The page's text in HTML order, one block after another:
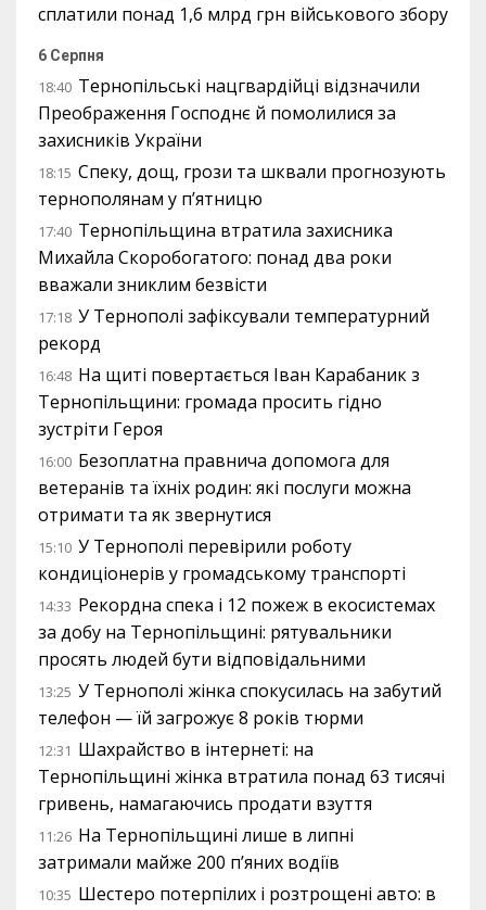
сплатили понад 1,6 млрд грн військового збору
6 Серпня
18:40 Тернопільські нацгвардійці відзначили
Преображення Господнє й помолилися за
захисників України
18:15 Спеку, дощ, грози та шквали прогнозують
тернополянам у п’ятницю
17:40 Тернопільщина втратила захисника
Михайла Скоробогатого: понад два роки
вважали зниклим безвісти
17:18 У Тернополі зафіксували температурний
рекорд
16:48 На щиті повертається Іван Карабаник з
Тернопільщини: громада просить гідно
зустріти Героя
16:00 Безоплатна правнича допомога для
ветеранів та їхніх родин: які послуги можна
отримати та як звернутися
15:10 У Тернополі перевірили роботу
кондиціонерів у громадському транспорті
14:33 Рекордна спека і 12 пожеж в екосистемах
за добу на Тернопільщині: рятувальники
просять людей бути відповідальними
13:25 У Тернополі жінка спокусилась на забутий
телефон — їй загрожує 8 років тюрми
12:31 Шахрайство в інтернеті: на
Тернопільщині жінка втратила понад 63 тисячі
гривень, намагаючись продати взуття
11:26 На Тернопільщині лише в липні
затримали майже 200 п’яних водіїв
10:35 Шестеро потерпілих і розтрощені авто: в